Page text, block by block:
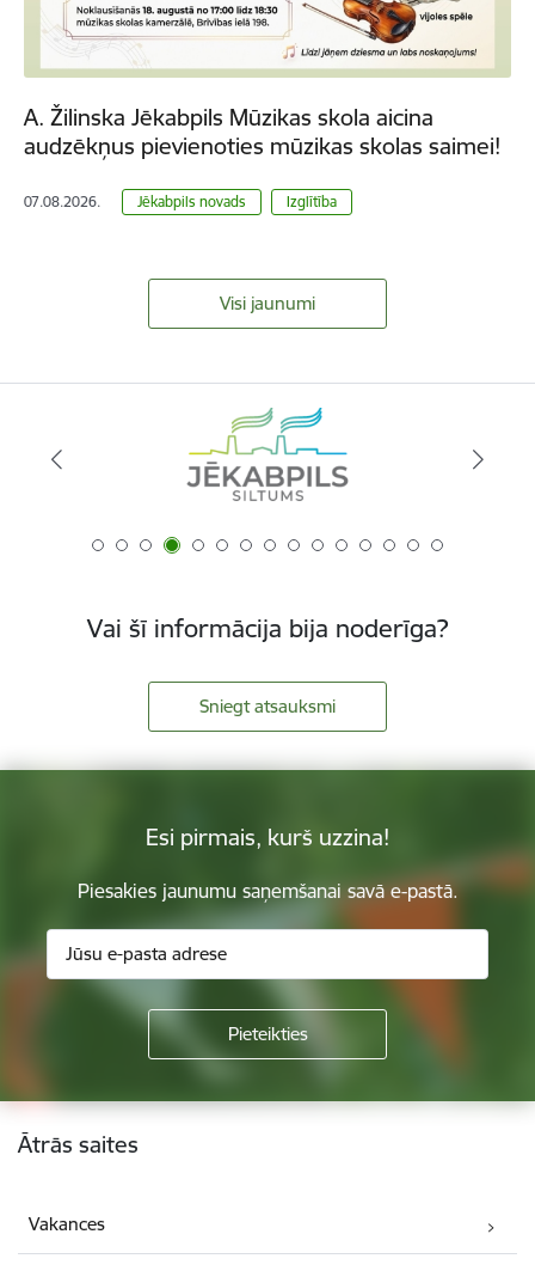
A. Žilinska Jēkabpils Mūzikas skola aicina
audzēkņus pievienoties mūzikas skolas saimei!
07.08.2026. Jēkabpils novads Izglītība
Visi jaunumi
Vai šī informācija bija noderīga?
Sniegt atsauksmi
Esi pirmais, kurš uzzina!
Piesakies jaunumu saņemšanai savā e-pastā.
Kājene
Ātrās saites
Vakances